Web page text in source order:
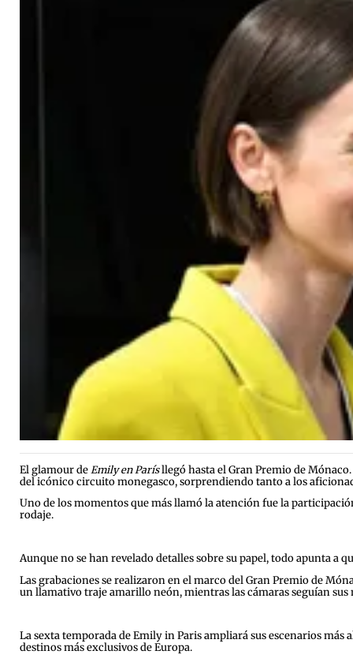
El glamour de Emily en Parísllegó hasta el Gran Premio de
del icónico circuito monegasco, sorprendiendo tanto a los
Uno de los momentos que más llamó la atención fue la
rodaje.
Aunque no se han revelado detalles sobre su papel, todo apunta a
Las grabaciones se realizaron en el marco del Gran Premio de
un llamativo traje amarillo neón, mientras las cámaras seguían
La sexta temporada de Emily in Paris ampliará sus escenarios
destinos más exclusivos de Europa.